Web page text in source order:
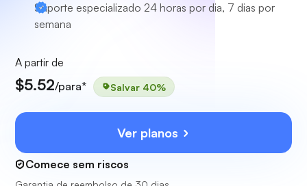
Suporte especializado 24 horas por dia, 7 dias por
semana
A partir de
$5.52/para* Salvar 40%
Ver planos
Comece sem riscos